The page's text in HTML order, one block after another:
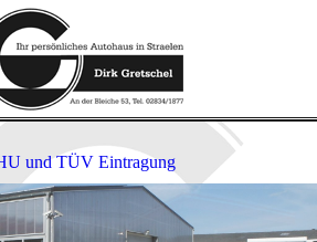
und TÜV Eintragung